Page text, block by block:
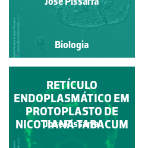
Biologia
Biologia
COMPLEXO DE GOLGI
EM CÉLULAS
EPIDÉRMICAS DE
NICOTIANA TABACUM
Jose Pissarra
RETÍCULO
ENDOPLASMÁTICO EM
PROTOPLASTO DE
NICOTIANA TABACUM
Jose Pissarra